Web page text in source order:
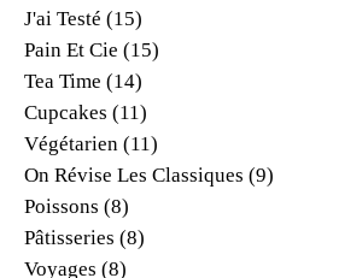
J'ai Testé (15)
Pain Et Cie (15)
Tea Time (14)
Cupcakes (11)
Végétarien (11)
On Révise Les Classiques (9)
Poissons (8)
Pâtisseries (8)
Voyages (8)